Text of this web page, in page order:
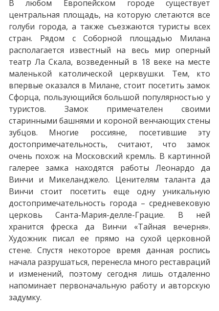
В любом Европейском городе существует
центральная площадь, на которую слетаются все
голуби города, а также съезжаются туристы всех
стран. Рядом с Соборной площадью Милана
располагается известный на весь мир оперный
театр Ла Скала, возведенный в 18 веке на месте
маленькой католической церквушки. Тем, кто
впервые оказался в Милане, стоит посетить замок
Сфорца, пользующийся большой популярностью у
туристов. Замок примечателен своими
старинными башнями и короной венчающих стены
зубцов. Многие россияне, посетившие эту
достопримечательность, считают, что замок
очень похож на Московский кремль. В картинной
галерее замка находятся работы Леонардо да
Винчи и Микеланджело. Ценителям таланта да
Винчи стоит посетить еще одну уникальную
достопримечательность города – средневековую
церковь Санта-Мария-делле-Грацие. В ней
хранится фреска да Винчи «Тайная вечерня».
Художник писал ее прямо на сухой церковной
стене. Спустя некоторое время данная роспись
начала разрушаться, перенесла много реставраций
и изменений, поэтому сегодня лишь отдаленно
напоминает первоначальную работу и авторскую
задумку.